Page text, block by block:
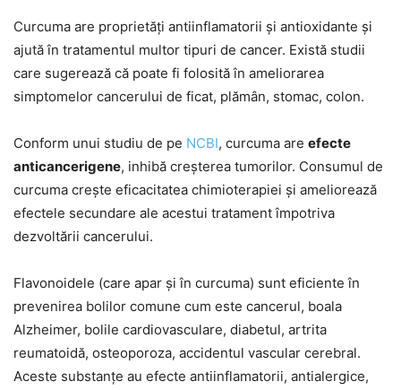
Curcuma are proprietăți antiinflamatorii și antioxidante și
ajută în tratamentul multor tipuri de cancer. Există studii
care sugerează că poate fi folosită în ameliorarea
simptomelor cancerului de ficat, plămân, stomac, colon.
Conform unui studiu de pe NCBI, curcuma are efecte
anticancerigene, inhibă creșterea tumorilor. Consumul de
curcuma crește eficacitatea chimioterapiei și ameliorează
efectele secundare ale acestui tratament împotriva
dezvoltării cancerului.
Flavonoidele (care apar și în curcuma) sunt eficiente în
prevenirea bolilor comune cum este cancerul, boala
Alzheimer, bolile cardiovasculare, diabetul, artrita
reumatoidă, osteoporoza, accidentul vascular cerebral.
Aceste substanțe au efecte antiinflamatorii, antialergice,